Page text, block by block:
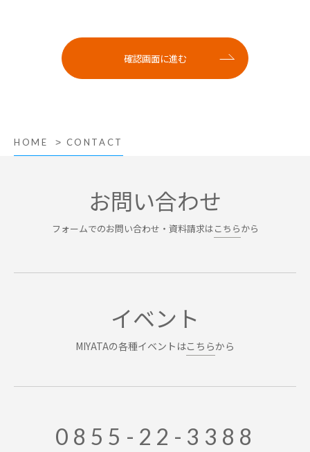
確認画面に進む
HOME CONTACT
お問い合わせ
フォームでのお問い合わせ・資料請求はこちらから
イベント
MIYATAの各種イベントはこちらから
0855-22-3388